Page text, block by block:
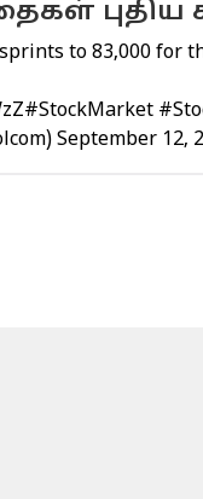
sprints to 83,000 for
#StockMarket
September 12,